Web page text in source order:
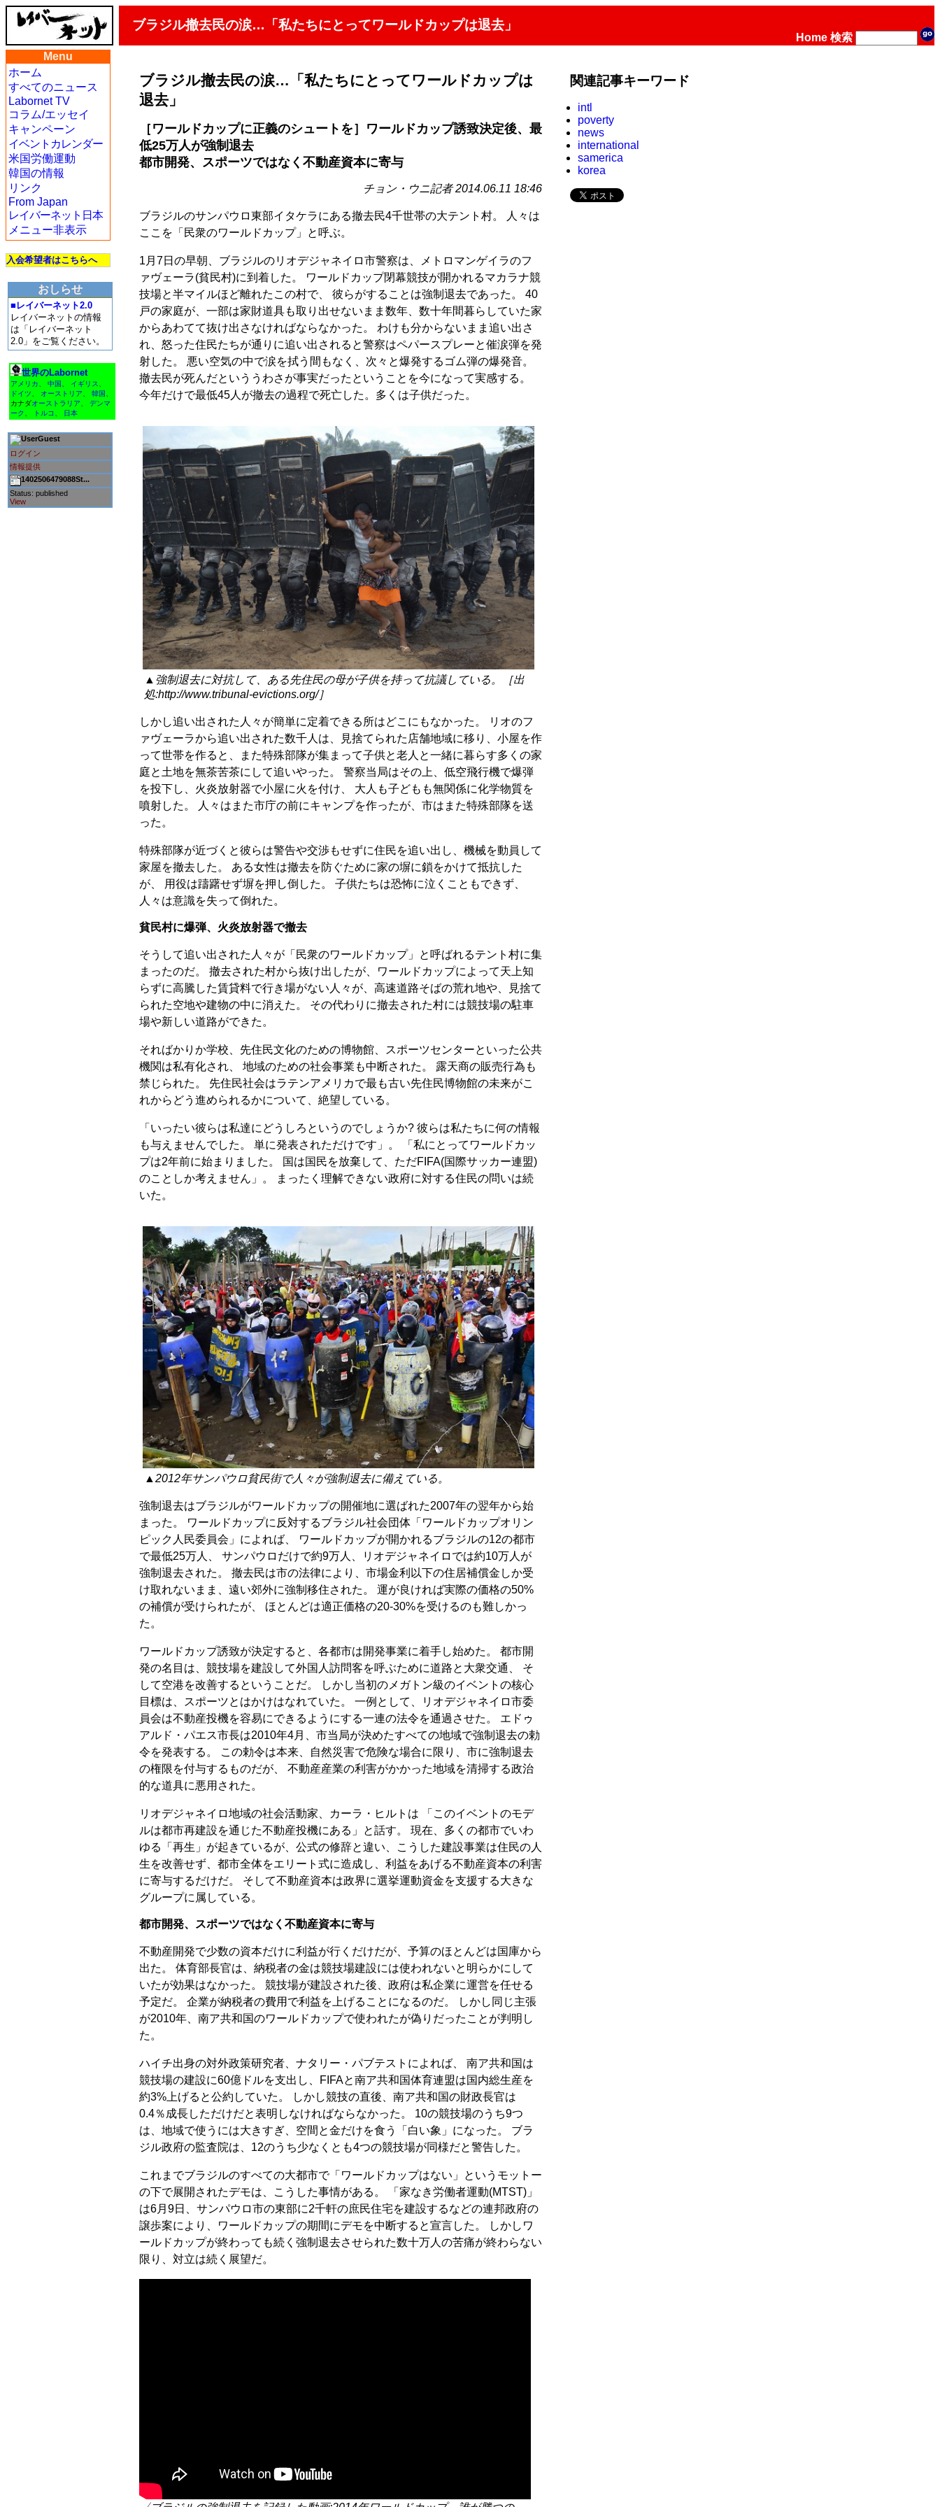
ブラジル撤去民の涙…「私たちにとってワールドカップは退去」
Home 検索
Menu
ホーム
すべてのニュース
Labornet TV
コラム/エッセイ
キャンペーン
イベントカレンダー
米国労働運動
韓国の情報
リンク
From Japan
レイバーネット日本
メニュー非表示
入会希望者はこちらへ
おしらせ
■レイバーネット2.0
レイバーネットの情報
は「レイバーネット
2.0」をご覧ください。
世界のLabornet
アメリカ 中国 イギリス
ドイツ
オーストリア 韓国
カナダオーストラリア
デンマ
ーク
トルコ 日本
Guest
ログイン
情報提供
1402506479088St...
Status: published
View
ブラジル撤去民の涙…「私たちにとってワールドカップは
退去」
［ワールドカップに正義のシュートを］ワールドカップ誘致決定後、最
低25万人が強制退去
都市開発、スポーツではなく不動産資本に寄与
チョン・ウニ記者 2014.06.11 18:46
ブラジルのサンパウロ東部イタケラにある撤去民4千世帯の大テント村。 人々は
ここを「民衆のワールドカップ」と呼ぶ。
1月7日の早朝、ブラジルのリオデジャネイロ市警察は、メトロマンゲイラのフ
ァヴェーラ(貧民村)に到着した。 ワールドカップ閉幕競技が開かれるマカラナ競
技場と半マイルほど離れたこの村で、 彼らがすることは強制退去であった。 40
戸の家庭が、一部は家財道具も取り出せないまま数年、数十年間暮らしていた家
からあわてて抜け出さなければならなかった。 わけも分からないまま追い出さ
れ、怒った住民たちが通りに追い出されると警察はペパースプレーと催涙弾を発
射した。 悪い空気の中で涙を拭う間もなく、次々と爆発するゴム弾の爆発音。
撤去民が死んだといううわさが事実だったということを今になって実感する。
今年だけで最低45人が撤去の過程で死亡した。多くは子供だった。
▲強制退去に対抗して、ある先住民の母が子供を持って抗議している。［出
処:http://www.tribunal-evictions.org/］
しかし追い出された人々が簡単に定着できる所はどこにもなかった。 リオのフ
ァヴェーラから追い出された数千人は、見捨てられた店舗地域に移り、小屋を作
って世帯を作ると、また特殊部隊が集まって子供と老人と一緒に暮らす多くの家
庭と土地を無茶苦茶にして追いやった。 警察当局はその上、低空飛行機で爆弾
を投下し、火炎放射器で小屋に火を付け、 大人も子どもも無関係に化学物質を
噴射した。 人々はまた市庁の前にキャンプを作ったが、市はまた特殊部隊を送
った。
特殊部隊が近づくと彼らは警告や交渉もせずに住民を追い出し、機械を動員して
家屋を撤去した。 ある女性は撤去を防ぐために家の塀に鎖をかけて抵抗した
が、 用役は躊躇せず塀を押し倒した。 子供たちは恐怖に泣くこともできず、
人々は意識を失って倒れた。
貧民村に爆弾、火炎放射器で撤去
そうして追い出された人々が「民衆のワールドカップ」と呼ばれるテント村に集
まったのだ。 撤去された村から抜け出したが、ワールドカップによって天上知
らずに高騰した賃貸料で行き場がない人々が、高速道路そばの荒れ地や、見捨て
られた空地や建物の中に消えた。 その代わりに撤去された村には競技場の駐車
場や新しい道路ができた。
そればかりか学校、先住民文化のための博物館、スポーツセンターといった公共
機関は私有化され、 地域のための社会事業も中断された。 露天商の販売行為も
禁じられた。 先住民社会はラテンアメリカで最も古い先住民博物館の未来がこ
れからどう進められるかについて、絶望している。
「いったい彼らは私達にどうしろというのでしょうか? 彼らは私たちに何の情報
も与えませんでした。 単に発表されただけです」。 「私にとってワールドカッ
プは2年前に始まりました。 国は国民を放棄して、ただFIFA(国際サッカー連盟)
のことしか考えません」。 まったく理解できない政府に対する住民の問いは続
いた。
▲2012年サンパウロ貧民街で人々が強制退去に備えている。
強制退去はブラジルがワールドカップの開催地に選ばれた2007年の翌年から始
まった。 ワールドカップに反対するブラジル社会団体「ワールドカップオリン
ピック人民委員会」によれば、 ワールドカップが開かれるブラジルの12の都市
で最低25万人、 サンパウロだけで約9万人、リオデジャネイロでは約10万人が
強制退去された。 撤去民は市の法律により、市場金利以下の住居補償金しか受
け取れないまま、遠い郊外に強制移住された。 運が良ければ実際の価格の50%
の補償が受けられたが、 ほとんどは適正価格の20-30%を受けるのも難しかっ
た。
ワールドカップ誘致が決定すると、各都市は開発事業に着手し始めた。 都市開
発の名目は、競技場を建設して外国人訪問客を呼ぶために道路と大衆交通、 そ
して空港を改善するということだ。 しかし当初のメガトン級のイベントの核心
目標は、スポーツとはかけはなれていた。 一例として、リオデジャネイロ市委
員会は不動産投機を容易にできるようにする一連の法令を通過させた。 エドゥ
アルド・パエス市長は2010年4月、市当局が決めたすべての地域で強制退去の勅
令を発表する。 この勅令は本来、自然災害で危険な場合に限り、市に強制退去
の権限を付与するものだが、 不動産産業の利害がかかった地域を清掃する政治
的な道具に悪用された。
リオデジャネイロ地域の社会活動家、カーラ・ヒルトは 「このイベントのモデ
ルは都市再建設を通じた不動産投機にある」と話す。 現在、多くの都市でいわ
ゆる「再生」が起きているが、公式の修辞と違い、こうした建設事業は住民の人
生を改善せず、都市全体をエリート式に造成し、利益をあげる不動産資本の利害
に寄与するだけだ。 そして不動産資本は政界に選挙運動資金を支援する大きな
グループに属している。
都市開発、スポーツではなく不動産資本に寄与
不動産開発で少数の資本だけに利益が行くだけだが、予算のほとんどは国庫から
出た。 体育部長官は、納税者の金は競技場建設には使われないと明らかにして
いたが効果はなかった。 競技場が建設された後、政府は私企業に運営を任せる
予定だ。 企業が納税者の費用で利益を上げることになるのだ。 しかし同じ主張
が2010年、南ア共和国のワールドカップで使われたが偽りだったことが判明し
た。
ハイチ出身の対外政策研究者、ナタリー・パブテストによれば、 南ア共和国は
競技場の建設に60億ドルを支出し、FIFAと南ア共和国体育連盟は国内総生産を
約3%上げると公約していた。 しかし競技の直後、南ア共和国の財政長官は
0.4％成長しただけだと表明しなければならなかった。 10の競技場のうち9つ
は、地域で使うには大きすぎ、空間と金だけを食う「白い象」になった。 ブラ
ジル政府の監査院は、12のうち少なくとも4つの競技場が同様だと警告した。
これまでブラジルのすべての大都市で「ワールドカップはない」というモットー
の下で展開されたデモは、こうした事情がある。 「家なき労働者運動(MTST)」
は6月9日、サンパウロ市の東部に2千軒の庶民住宅を建設するなどの連邦政府の
譲歩案により、ワールドカップの期間にデモを中断すると宣言した。 しかしワ
ールドカップが終わっても続く強制退去させられた数十万人の苦痛が終わらない
限り、対立は続く展望だ。
関連記事キーワード
intl
poverty
news
international
samerica
korea